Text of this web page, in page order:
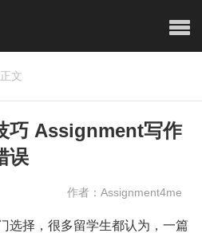
正文
巧 Assignment写作
误
作者：Assignment4me
选择，很多留学生都认为，一篇